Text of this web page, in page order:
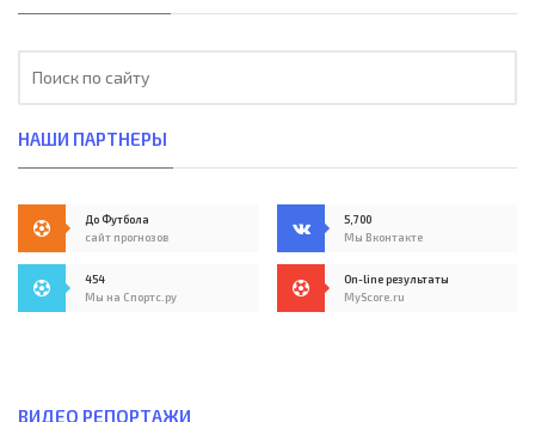
НАШИ ПАРТНЕРЫ
До Футбола
сайт прогнозов
5,700
Мы Вконтакте
454
Мы на Спортс.ру
On-line результаты
MyScore.ru
ВИДЕО РЕПОРТАЖИ